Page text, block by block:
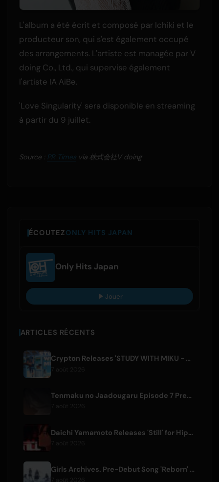
L'album a été écrit et composé par Ichiki et le
producteur son, qui s'est également occupé
des arrangements. L'artiste est managée par V
doing Co., Ltd., qui supervise également
l'artiste IA AiBe.
'Love Singularity' sera disponible en streaming
à partir du 9 juillet.
Source : PR Timesvia 株式会社V doing
ÉCOUTEZONLY HITS JAPAN
Only Hits Japan
Jouer
ARTICLES RÉCENTS
Crypton Releases 'STUDY WITH MIKU - part6 -' Instrumental BGM Video
Tenmaku no Jaadougaru Episode 7 Preview Released
Daichi Yamamoto Releases 'Still' for Hip-Hop Anime 'Shadow Beat'
Girls Archives. Pre-Debut Song 'Reborn' is Theme for Netflix Film